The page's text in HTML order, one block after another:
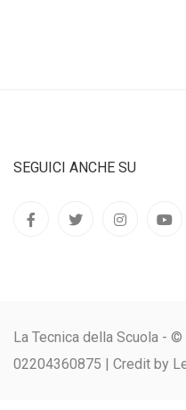
SEGUICI ANCHE SU
La Tecnica della Scuola -
02204360875 | Credit by